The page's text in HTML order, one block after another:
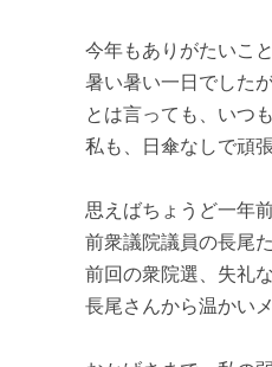
今年もありがたいこ
暑い暑い一日でした
とは言っても、いつ
私も、日傘なしで頑
思えばちょうど一年
前衆議院議員の長尾
前回の衆院選、失礼
長尾さんから温かい